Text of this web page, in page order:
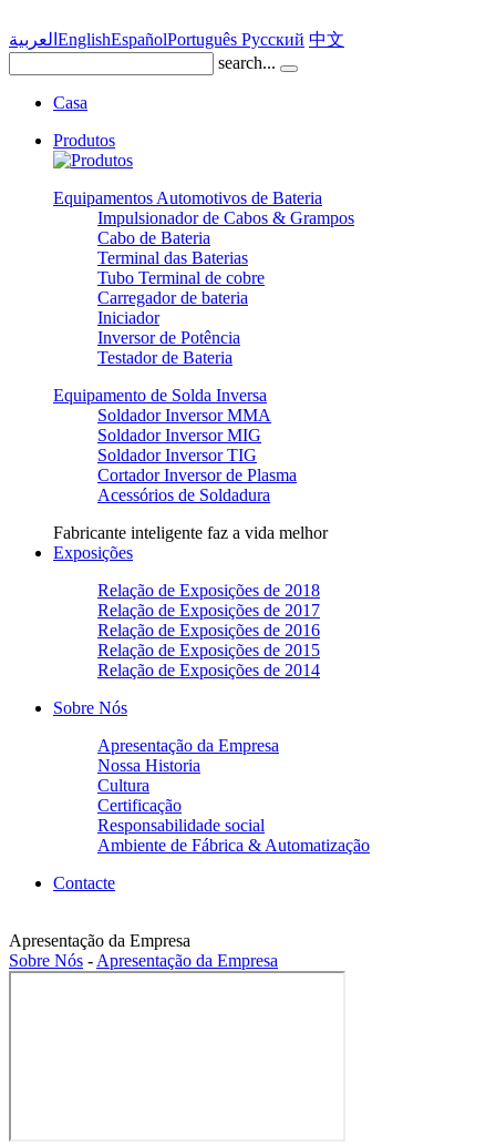
العربية EnglishEspañolPortuguês Pусский 中文
search...
Casa
Produtos
Equipamentos Automotivos de Bateria
Impulsionador de Cabos & Grampos
Cabo de Bateria
Terminal das Baterias
Tubo Terminal de cobre
Carregador de bateria
Iniciador
Inversor de Potência
Testador de Bateria
Equipamento de Solda Inversa
Soldador Inversor MMA
Soldador Inversor MIG
Soldador Inversor TIG
Cortador Inversor de Plasma
Acessórios de Soldadura
Fabricante inteligente faz a vida melhor
Exposições
Relação de Exposições de 2018
Relação de Exposições de 2017
Relação de Exposições de 2016
Relação de Exposições de 2015
Relação de Exposições de 2014
Sobre Nós
Apresentação da Empresa
Nossa Historia
Cultura
Certificação
Responsabilidade social
Ambiente de Fábrica & Automatização
Contacte
Apresentação da Empresa
Sobre Nós - Apresentação da Empresa